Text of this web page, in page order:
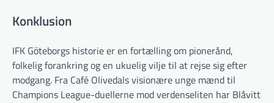
Konklusion
IFK Göteborgs historie er en fortælling om pionerånd,
folkelig forankring og en ukuelig vilje til at rejse sig efter
modgang. Fra Café Olivedals visionære unge mænd til
Champions League-duellerne mod verdenseliten har Blåvitt